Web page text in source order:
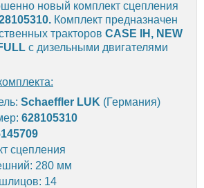
новый комплект сцепления
Комплект предназначен
тракторов CASE IH, NEW
с дизельными двигателями
Schaeffler LUK (Германия)
628105310
сцепления
280 мм
14